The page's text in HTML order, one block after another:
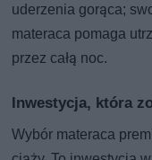
uderzenia gorąca;
materaca pomaga
przez całą noc.
Inwestycja, która
Wybór materaca